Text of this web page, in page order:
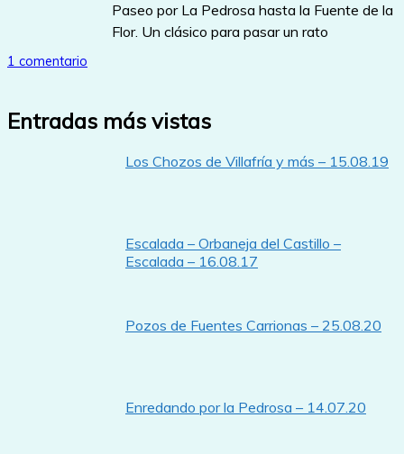
Paseo por La Pedrosa hasta la Fuente de la
Flor. Un clásico para pasar un rato
1 comentario
Entradas más vistas
Los Chozos de Villafría y más – 15.08.19
Escalada – Orbaneja del Castillo –
Escalada – 16.08.17
Pozos de Fuentes Carrionas – 25.08.20
Enredando por la Pedrosa – 14.07.20